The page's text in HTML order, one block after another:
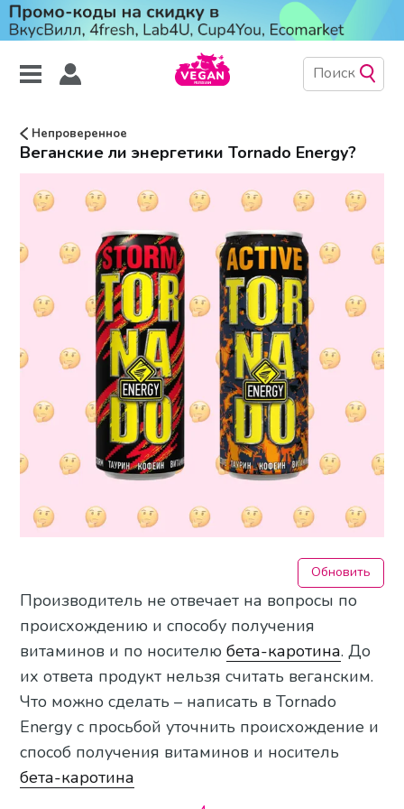
Непроверенное
Веганские ли энергетики Tornado Energy?
Обновить
Производитель не отвечает на вопросы по
происхождению и способу получения
витаминов и по носителюбета-каротина. До
их ответа продукт нельзя считать веганским.
Что можно сделать – написать в Tornado
Energy с просьбой уточнить происхождение и
способ получения витаминов и носитель
бета-каротина